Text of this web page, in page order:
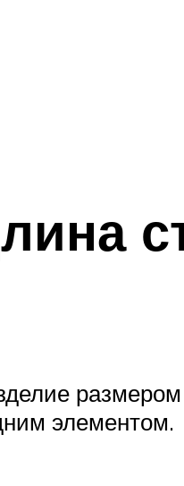
элементом.